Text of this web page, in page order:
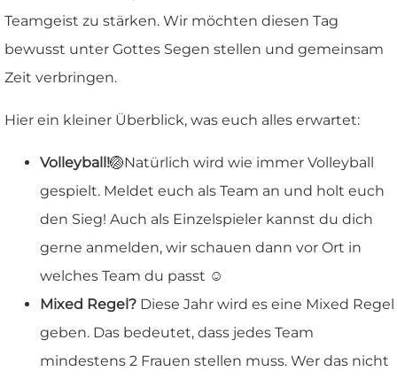
Teamgeist zu stärken. Wir möchten diesen Tag
bewusst unter Gottes Segen stellen und gemeinsam
Zeit verbringen.
Hier ein kleiner Überblick, was euch alles erwartet:
Volleyball!🏐Natürlich wird wie immer Volleyball
gespielt. Meldet euch als Team an und holt euch
den Sieg! Auch als Einzelspieler kannst du dich
gerne anmelden, wir schauen dann vor Ort in
welches Team du passt ☺️
Mixed Regel? Diese Jahr wird es eine Mixed Regel
geben. Das bedeutet, dass jedes Team
mindestens 2 Frauen stellen muss. Wer das nicht